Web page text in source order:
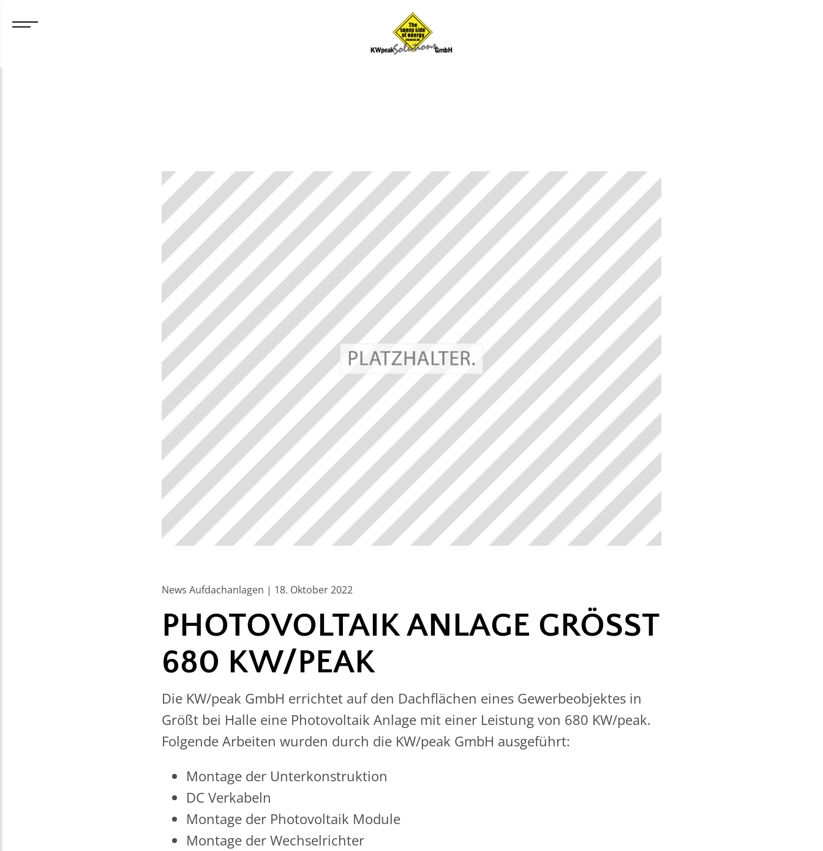
News Aufdachanlagen | 18. Oktober 2022
PHOTOVOLTAIK ANLAGE GRÖSST
680 KW/PEAK
Die KW/peak GmbH errichtet auf den Dachflächen eines Gewerbeobjektes in
Größt bei Halle eine Photovoltaik Anlage mit einer Leistung von 680 KW/peak.
Folgende Arbeiten wurden durch die KW/peak GmbH ausgeführt:
Montage der Unterkonstruktion
DC Verkabeln
Montage der Photovoltaik Module
Montage der Wechselrichter